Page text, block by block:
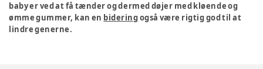
baby er ved at få tænder og dermed døjer med kløende og
ømme gummer, kan en bideringogså være rigtig god til at
lindre generne.